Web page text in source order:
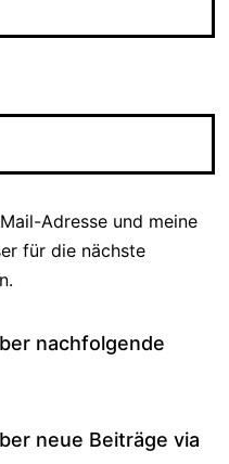
Adresse und meine
für die nächste
nachfolgende
neue Beiträge via